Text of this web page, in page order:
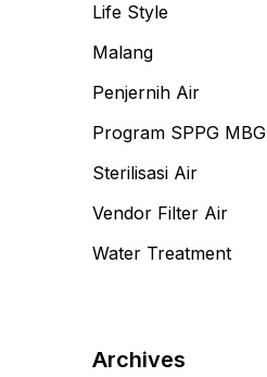
Life Style
Malang
Penjernih Air
Program SPPG MBG
Sterilisasi Air
Vendor Filter Air
Water Treatment
Archives